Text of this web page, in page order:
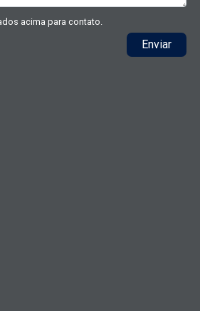
acima para contato.
Enviar